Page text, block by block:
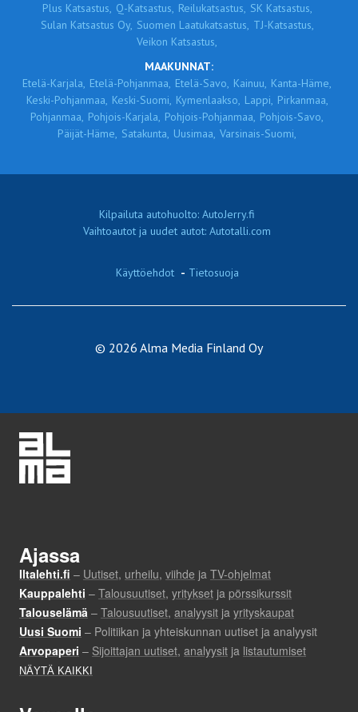
Plus Katsastus, Q-Katsastus, Reilukatsastus, SK Katsastus,
Sulan Katsastus Oy, Suomen Laatukatsastus, TJ-Katsastus,
Veikon Katsastus,
MAAKUNNAT:
Etelä-Karjala, Etelä-Pohjanmaa, Etelä-Savo, Kainuu, Kanta-Häme,
Keski-Pohjanmaa, Keski-Suomi, Kymenlaakso, Lappi, Pirkanmaa,
Pohjanmaa, Pohjois-Karjala, Pohjois-Pohjanmaa, Pohjois-Savo,
Päijät-Häme, Satakunta, Uusimaa, Varsinais-Suomi,
Kilpailuta autohuolto: AutoJerry.fi
Vaihtoautot ja uudet autot: Autotalli.com
Käyttöehdot - Tietosuoja
© 2026 Alma Media Finland Oy